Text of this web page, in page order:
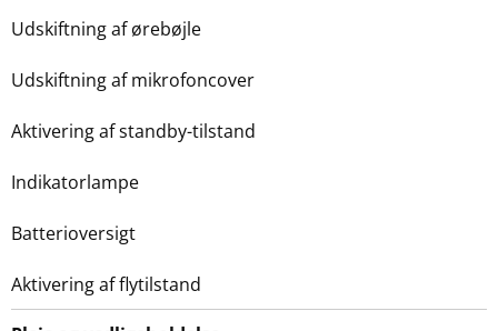
Udskiftning af ørebøjle
Udskiftning af mikrofoncover
Aktivering af standby-tilstand
Indikatorlampe
Batterioversigt
Aktivering af flytilstand